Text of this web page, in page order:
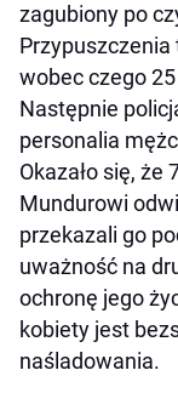
zagubiony po
Przypuszczenia
wobec czego
Następnie
personalia
Okazało się,
Mundurowi
przekazali go
uważność na
ochronę jego
kobiety jest
naśladowania.